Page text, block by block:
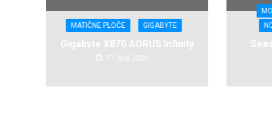
MATIČNE PLOČE GIGABYTE
Gigabyte X870 AORUS Infinity
17. jula 2026.